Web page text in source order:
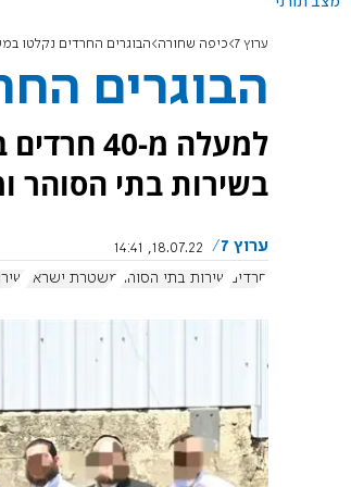
ערוץ 7 כיפה שחורה הבוגרים החרדים נקלטו
הבוגרים
בשירות בתי הסוהר
ערוץ 7
18.07.22, 14:41
חרדים
שירות בתי הסוהר משטרת ישראל